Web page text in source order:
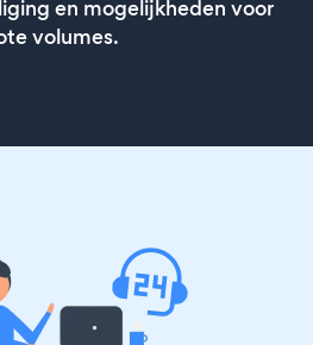
en mogelijkheden voor
volumes.